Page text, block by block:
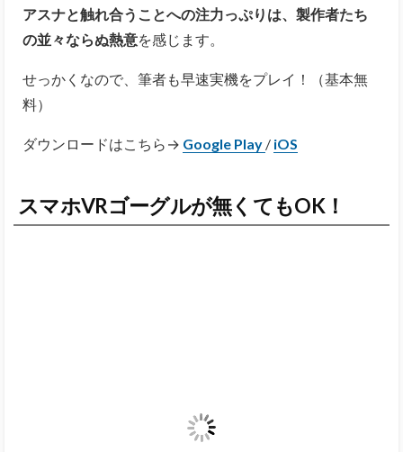
アスナと触れ合うことへの注力っぷりは、製作者たち
の並々ならぬ熱意を感じます。
せっかくなので、筆者も早速実機をプレイ！（基本無
料）
ダウンロードはこちら→ Google Play / iOS
スマホVRゴーグルが無くてもOK！